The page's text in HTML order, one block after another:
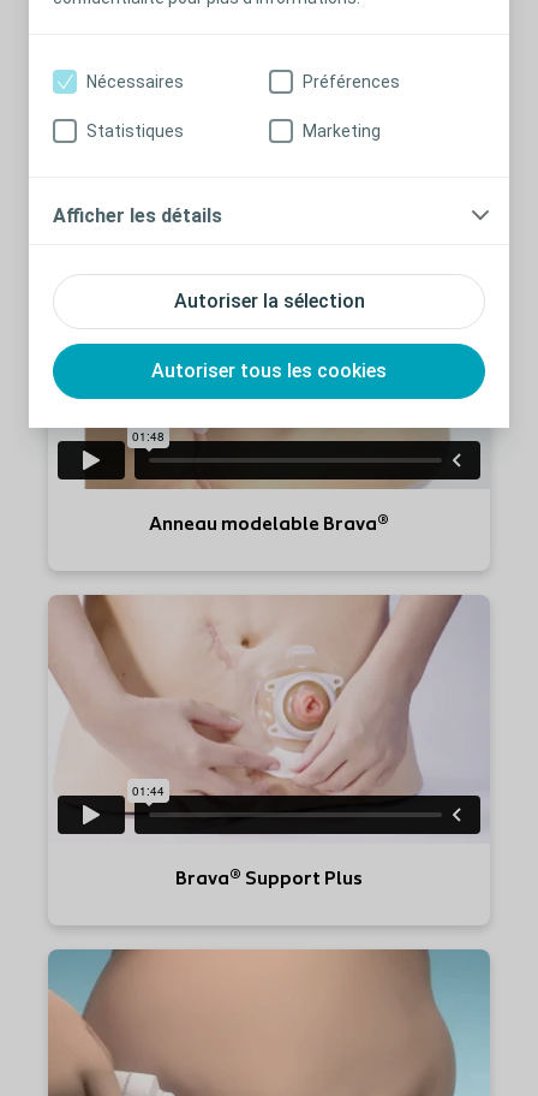
Autoriser la sélection
Autoriser tous les cookies
Nécessaires Préférences
Statistiques Marketing
Afficher les détails
Anneau modelable Brava®
Brava® Support Plus